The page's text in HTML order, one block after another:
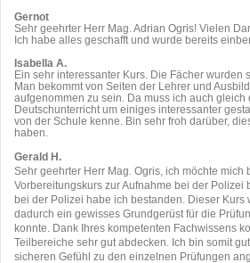
Gernot
Sehr geehrter Herr Mag. Adrian Ogris! Vielen
Ich habe alles geschafft und wurde bereits
Isabella A.
Ein sehr interessanter Kurs. Die Fächer wurden
Man bekommt von Seiten der Lehrer und
aufgenommen zu sein. Da muss ich auch gleich
Deutschunterricht um einiges interessanter
von der Schule kenne. Bin sehr froh darüber,
haben.
Gerald H.
Sehr geehrter Herr Mag. Ogris, ich möchte mich
Vorbereitungskurs zur Aufnahme bei der Polizei
bei der Polizei habe ich bestanden. Dieser Kurs
dadurch ein gewisses Grundgerüst für die
konnte. Dank Ihres kompetenten Fachwissens
Teilbereiche sehr gut abdecken. Ich bin somit
sicheren Gefühl zu den einzelnen Prüfungen